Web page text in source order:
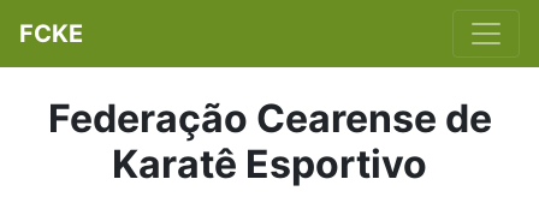
FCKE
Federação Cearense de
Karatê Esportivo